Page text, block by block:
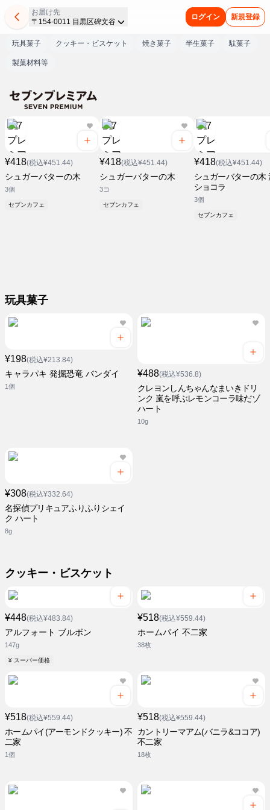
お届け先
〒154-0011 目黒区碑文谷
ログイン 新規登録
玩具菓子 クッキー・ビスケット 焼き菓子 半生菓子 駄菓子
製菓材料等
¥418(税込¥451.44)
シュガーバターの木
3個
セブンカフェ
¥418(税込¥451.44)
シュガーバターの木
3コ
セブンカフェ
¥418(税込¥451.44)
シュガーバターの木
ショコラ
3個
セブンカフェ
玩具菓子
¥198(税込¥213.84)
キャラパキ 発掘恐竜 バンダイ
1個
¥488(税込¥536.8)
クレヨンしんちゃんなまいきドリ
ンク 嵐を呼ぶレモンコーラ味だゾ
ハート
10g
¥308(税込¥332.64)
名探偵プリキュアふりふりシェイ
ク ハート
8g
クッキー・ビスケット
¥448(税込¥483.84)
アルフォート ブルボン
147g
¥ スーパー価格
¥518(税込¥559.44)
ホームパイ 不二家
38枚
¥518(税込¥559.44)
ホームパイ(アーモンドクッキー) 不
二家
1個
¥518(税込¥559.44)
カントリーマアム(バニラ&ココア)
不二家
18枚